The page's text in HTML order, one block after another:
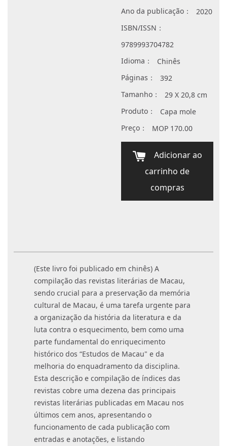
Ano da publicação：
2020
ISBN/ISSN：
9789993704782
Idioma：
Chinês
Páginas：
392
Tamanho：
29 X 20,8 cm
Produto：
Capa mole
Preço：
MOP 170.00
Adicionar ao
carrinho de
compras
(Este livro foi publicado em chinês) A
compilação das revistas literárias de Macau,
sendo crucial para a preservação da memória
cultural de Macau, é uma tarefa urgente para
a organização da história da literatura e da
luta contra o esquecimento, bem como uma
parte fundamental do enriquecimento
histórico dos “Estudos de Macau" e da
melhoria do enquadramento da disciplina.
Esta descrição e compilação de índices das
revistas cobre uma dezena das principais
revistas literárias publicadas em Macau nos
últimos cem anos, apresentando o
funcionamento de cada publicação com
entradas e anotações, e listando